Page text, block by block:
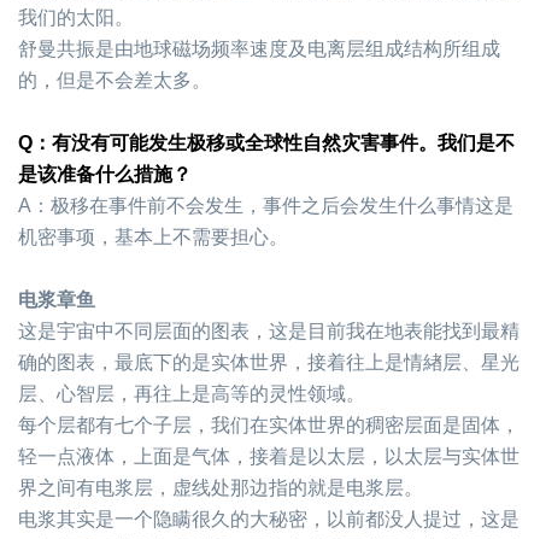
我们的太阳。
舒曼共振是由地球磁场频率速度及电离层组成结构所组成
的，但是不会差太多。
Q ：有没有可能发生极移或全球性自然灾害事件。我们是不
是该准备什么措施？
A ：极移在事件前不会发生，事件之后会发生什么事情这是
机密事项，基本上不需要担心。
电浆章鱼
这是宇宙中不同层面的图表，这是目前我在地表能找到最精
确的图表，最底下的是实体世界，接着往上是情緖层、星光
层、心智层，再往上是高等的灵性领域。
每个层都有七个子层，我们在实体世界的稠密层面是固体，
轻一点液体，上面是气体，接着是以太层，以太层与实体世
界之间有电浆层，虚线处那边指的就是电浆层。
电浆其实是一个隐瞒很久的大秘密，以前都没人提过，这是